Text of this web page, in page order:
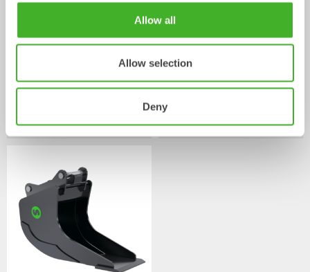
Allow all
Allow selection
Deny
Skopa 0-20ton
Grävskopor
Skopa 0-33ton